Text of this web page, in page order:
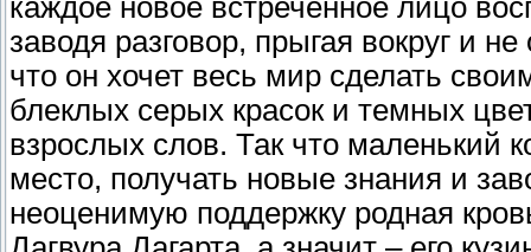
каждое новое встреченное лицо
заводя разговор, прыгая вокруг и
что он хочет весь мир сделать
блеклых серых красок и темных
взрослых слов. Так что маленький
место, получать новые знания и
неоценимую поддержку родная